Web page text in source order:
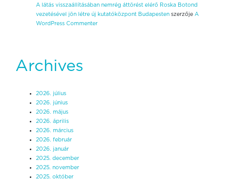
A látás visszaállításában nemrég áttörést elérő Roska Botond
vezetésével jön létre új kutatóközpont Budapesten szerzője A
WordPress Commenter
Archives
2026. július
2026. június
2026. május
2026. április
2026. március
2026. február
2026. január
2025. december
2025. november
2025. október